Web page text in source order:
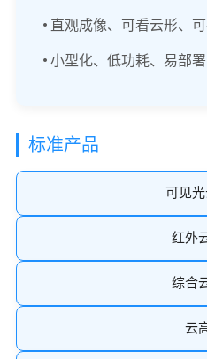
• 直观成像、可看云形、
• 小型化、低功耗、易部署
标准产品
可见
红外
综合
云